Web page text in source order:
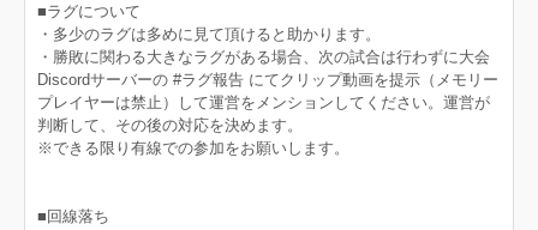
■ラグについて
・多少のラグは多めに見て頂けると助かります。
・勝敗に関わる大きなラグがある場合、次の試合は行わずに大会
Discordサーバーの #ラグ報告 にてクリップ動画を提示（メモリー
プレイヤーは禁止）して運営をメンションしてください。運営が
判断して、その後の対応を決めます。
※できる限り有線での参加をお願いします。
■回線落ち